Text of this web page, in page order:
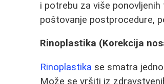
i potrebu za više
poštovanje postprocedure,
Rinoplastika (Korekcija
Rinoplastika se smatra
Može se vršiti iz